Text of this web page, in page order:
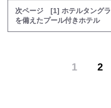
次ページ [1] ホテルタング
を備えたプール付きホテル
1 2